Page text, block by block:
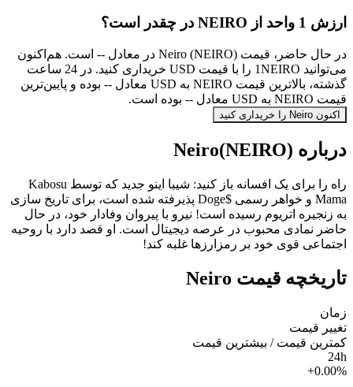
ارزش 1 واحد از NEIRO در چقدر است؟
در حال حاضر، قیمت Neiro (NEIRO) در معادل -- است. هم‌اکنون
می‌توانید 1NEIRO را با قیمت USD خریداری کنید. در 24 ساعت
گذشته، بالاترین قیمت NEIRO به USD معادل -- بوده و پایین‌ترین
قیمت NEIRO به USD معادل -- بوده است.
اکنون Neiro را خریداری کنید
درباره Neiro(NEIRO)
راه را برای یک افسانه باز کنید: شیبا اینو جدید که توسط Kabosu
Mama و خواهر رسمی $Doge پذیرفته شده است، برای تاریخ سازی
به زنجیره اتریوم رسیده است! نیرو با پیروان وفادار خود، در حال
حاضر نمادی محبوب در عرصه دیجیتال است. او قصد دارد با روحیه
اجتماعی قوی خود بر رمزارزها غلبه کند!
تاریخچه قیمت Neiro
زمان
تغییر قیمت
کمترین قیمت / بیشترین قیمت
24h
+0.00%